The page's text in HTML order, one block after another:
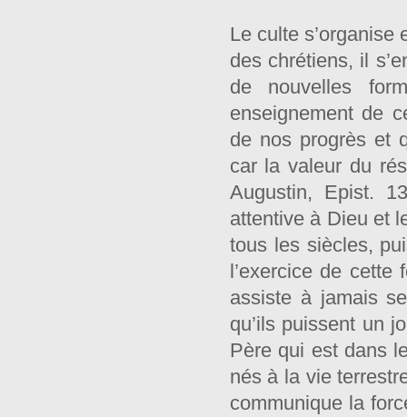
Le culte
des chrétiens, il
de nouvelles
enseignement de
de nos progrès et
car la valeur du
Augustin, Epist.
attentive à Dieu et
tous les siècles,
l’exercice de
assiste à jamais
qu’ils puissent un
Père qui est dans
nés à la vie
communique la